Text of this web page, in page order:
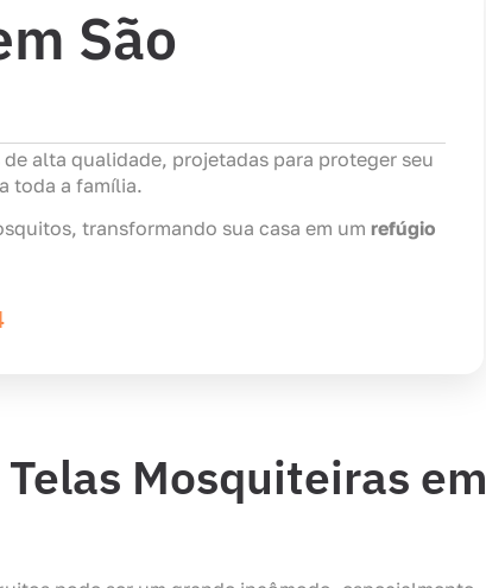
São
de alta qualidade, projetadas para proteger seu
toda a família.
transformando sua casa em um refúgio
Mosquiteiras em